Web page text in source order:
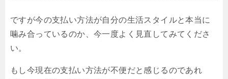
ですが今の支払い方法が自分の生活スタイルと本当に
噛み合っているのか、今一度よく見直してみてくださ
い。
もし今現在の支払い方法が不便だと感じるのであれ